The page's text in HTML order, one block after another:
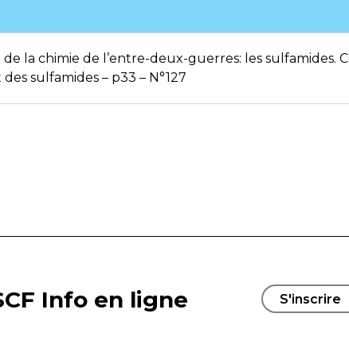
de la chimie de l’entre-deux-guerres: les sulfamides.
sulfamides – p33 – N°127
Info en ligne S'inscrire